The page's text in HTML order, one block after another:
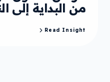
من البداية إلى
Read Insight